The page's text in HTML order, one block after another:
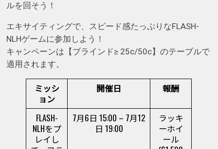
ルを回そう！
エキサイティングで、スピード感たっぷりなFLASH-
NLHゲームに参加しよう！
キャンペーンは【ブラインド≥ 25c/50c】のテーブルで
適用されます。
ミッシ
ョン
開催日 報酬
FLASH-
NLHをプ
レイし
7月6日 15:00 – 7月12
日 19:00
ラッキ
ーホイ
ール